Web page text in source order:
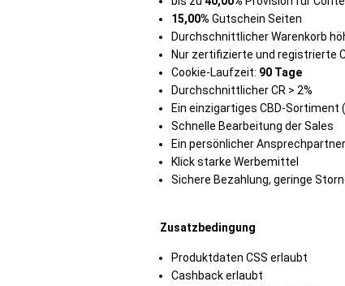
15,00% Gutschein Seiten
DurchschnittlicherWarenkorb
Nur zertifizierte und registrierte
Cookie-Laufzeit: 90 Tage
Durchschnittlicher CR > 2%
Ein einzigartiges CBD-Sortiment
Schnelle Bearbeitung der Sales
Ein persönlicher Ansprechpartner
Klick starke Werbemittel
Sichere Bezahlung, geringe
Zusatzbedingung
Produktdaten CSS erlaubt
Cashback erlaubt